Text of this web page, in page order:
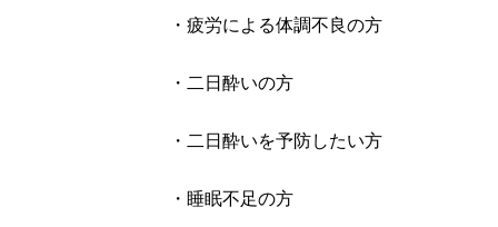
・疲労による体調不良の方
・二日酔いの方
・二日酔いを予防したい方
・睡眠不足の方